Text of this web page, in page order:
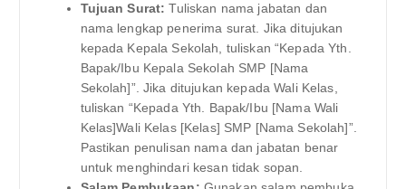
Tujuan Surat: Tuliskan nama jabatan dan
nama lengkap penerima surat. Jika ditujukan
kepada Kepala Sekolah, tuliskan “Kepada Yth.
Bapak/Ibu Kepala Sekolah SMP [Nama
Sekolah]”. Jika ditujukan kepada Wali Kelas,
tuliskan “Kepada Yth. Bapak/Ibu [Nama Wali
Kelas]Wali Kelas [Kelas] SMP [Nama Sekolah]”.
Pastikan penulisan nama dan jabatan benar
untuk menghindari kesan tidak sopan.